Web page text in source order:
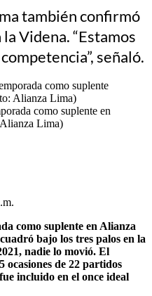
también confirmó
Videna. “Estamos
señaló.
como suplente en
Lima)
como suplente en Alianza
bajo los tres palos en la
nadie lo movió. El
ocasiones de 22 partidos
incluido en el once ideal